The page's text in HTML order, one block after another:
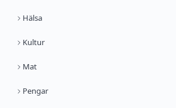
Hälsa
Kultur
Mat
Pengar